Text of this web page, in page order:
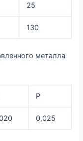
25
130
металла
P
0,025